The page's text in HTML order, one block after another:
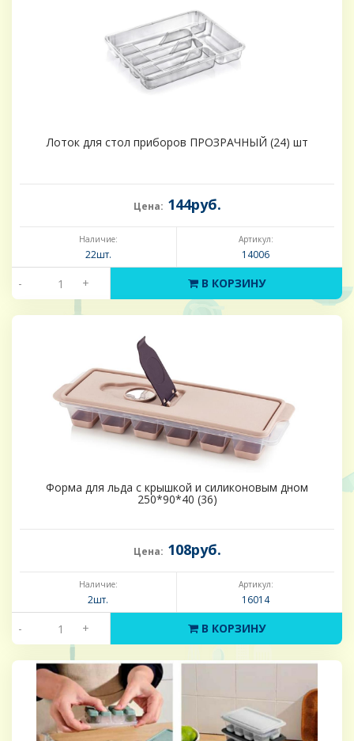
Лоток для стол приборов ПРОЗРАЧНЫЙ (24) шт
Цена: 144руб.
Наличие:
22шт.
Артикул:
14006
- + В КОРЗИНУ
Форма для льда с крышкой и силиконовым дном
250*90*40 (36)
Цена: 108руб.
Наличие:
2шт.
Артикул:
16014
- + В КОРЗИНУ